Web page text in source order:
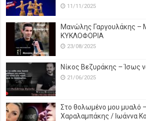
11/11/2025
Μανώλης Γαργουλάκης –
ΚΥΚΛΟΦΟΡΙΑ
23/08/2025
Νίκος Βεζυράκης – Ίσως
21/06/2025
Στο θολωμένο μου μυαλό
Χαραλαμπάκης / Ιωάννα